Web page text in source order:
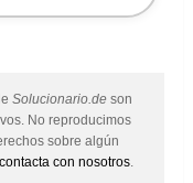
Solucionario.deson
No reproducimos
sobre algún
contacta con nosotros.